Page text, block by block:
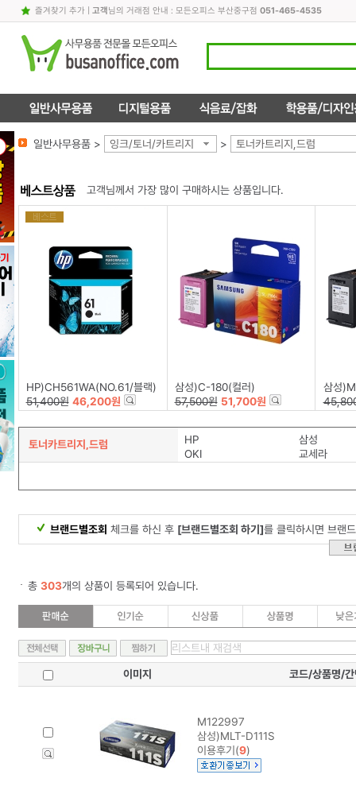
즐겨찾기 추가| 고객님의 거래점 안내 : 모든오피스 부산중구점 051-465-4535
일반사무용품 > 잉크/토너/카트리지 > 토너카트리지,드럼
고객님께서 가장 많이 구매하시는 상품입니다.
HP)CH561WA(NO.61/블랙)
51,400원 46,200원
삼성)C-180(컬러)
57,500원 51,700원
삼성
토너카트리지,드럼 HP
삼성
OKI
교세라
브랜드별조회 체크를 하신 후 [브랜드별조회 하기]를 클릭하시면 브랜
총 303개의 상품이 등록되어 있습니다.
이미지 코드/상품명/간
M122997
삼성)MLT-D111S
이용후기(9)